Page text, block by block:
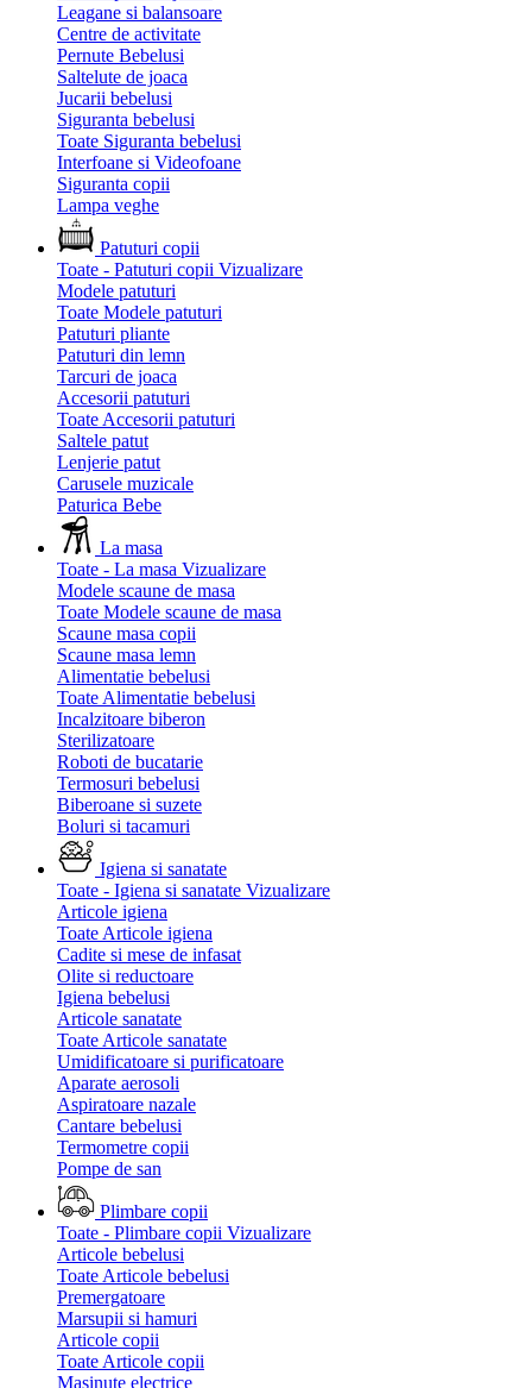
Leagane si balansoare
Centre de activitate
Pernute Bebelusi
Saltelute de joaca
Jucarii bebelusi
Siguranta bebelusi
Toate Siguranta bebelusi
Interfoane si Videofoane
Siguranta copii
Lampa veghe
Patuturi copii
Toate - Patuturi copii Vizualizare
Modele patuturi
Toate Modele patuturi
Patuturi pliante
Patuturi din lemn
Tarcuri de joaca
Accesorii patuturi
Toate Accesorii patuturi
Saltele patut
Lenjerie patut
Carusele muzicale
Paturica Bebe
La masa
Toate - La masa Vizualizare
Modele scaune de masa
Toate Modele scaune de masa
Scaune masa copii
Scaune masa lemn
Alimentatie bebelusi
Toate Alimentatie bebelusi
Incalzitoare biberon
Sterilizatoare
Roboti de bucatarie
Termosuri bebelusi
Biberoane si suzete
Boluri si tacamuri
Igiena si sanatate
Toate - Igiena si sanatate Vizualizare
Articole igiena
Toate Articole igiena
Cadite si mese de infasat
Olite si reductoare
Igiena bebelusi
Articole sanatate
Toate Articole sanatate
Umidificatoare si purificatoare
Aparate aerosoli
Aspiratoare nazale
Cantare bebelusi
Termometre copii
Pompe de san
Plimbare copii
Toate - Plimbare copii Vizualizare
Articole bebelusi
Toate Articole bebelusi
Premergatoare
Marsupii si hamuri
Articole copii
Toate Articole copii
Masinute electrice